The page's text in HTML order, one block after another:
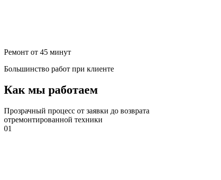
Ремонт от 45 минут
Большинство работ при клиенте
Как мы работаем
Прозрачный процесс от заявки до возврата
отремонтированной техники
01